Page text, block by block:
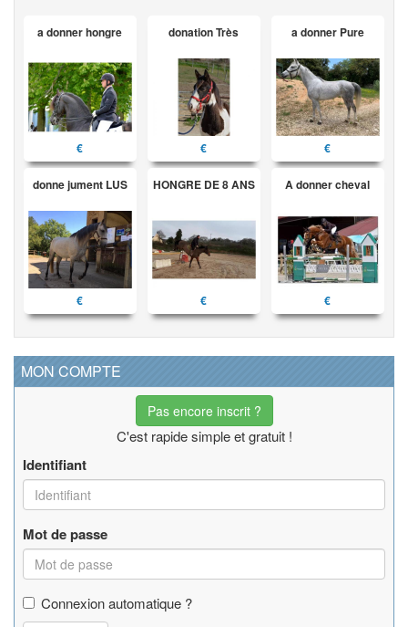
a donner hongre
€
donation Très
€
a donner Pure
€
donne jument LUS
€
HONGRE DE 8 ANS
€
A donner cheval
€
MON COMPTE
Pas encore inscrit ?
C'est rapide simple et gratuit !
Identifiant
Mot de passe
Connexion automatique ?